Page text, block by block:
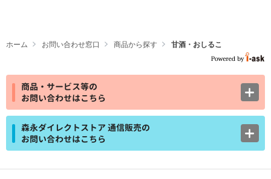
ホーム お問い合わせ窓口 商品から探す 甘酒・おしるこ
商品・サービス等の
お問い合わせはこちら
森永ダイレクトストア 通信販売の
お問い合わせはこちら